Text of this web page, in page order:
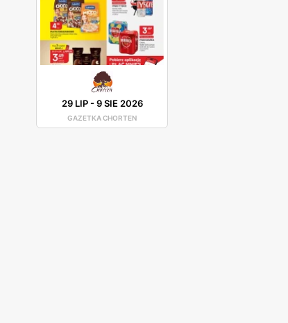
lokalny charakter oraz atrakcyjne
jeszcze bardziej opłacalnymi. Dzięki
wygodą i korzyściami płynącymi z zakupów.
29 LIP-9 SIE 2026
GAZETKA CHORTEN